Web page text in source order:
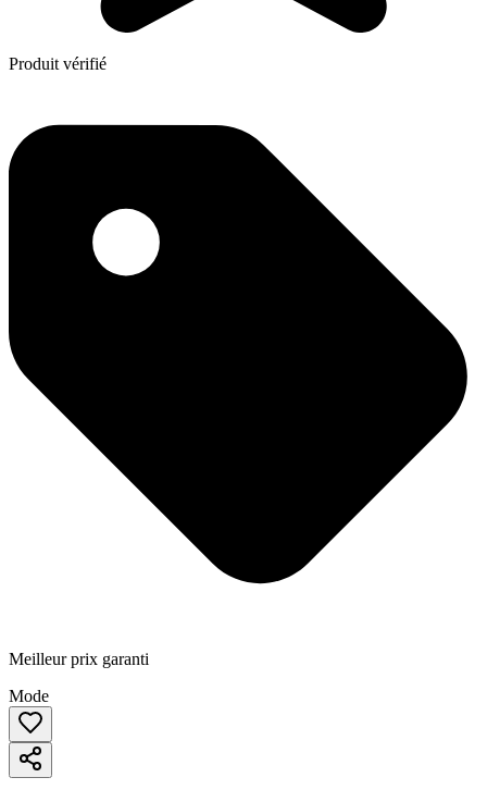
Produit vérifié
Meilleur prix garanti
Mode